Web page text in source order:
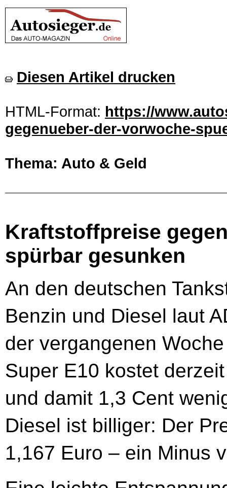
Diesen Artikel drucken
HTML-Format: https://
gegenueber-der-vorwoche-
Thema: Auto & Geld
Kraftstoffpreise
spürbar gesunken
An den deutschen
Benzin und Diesel laut
der vergangenen
Super E10 kostet
und damit 1,3 Cent
Diesel ist billiger: Der
1,167 Euro – ein Minus